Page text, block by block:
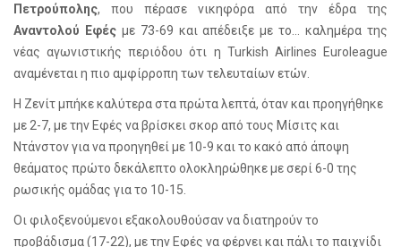
Πετρούπολης, που πέρασε νικηφόρα από την έδρα της
Αναντολού Εφέςμε 73-69 και απέδειξε με το… καλημέρα της
νέας αγωνιστικής περιόδου ότι η Turkish Airlines Euroleague
αναμένεται η πιο αμφίρροπη των τελευταίων ετών.
Η Ζενίτ μπήκε καλύτερα στα πρώτα λεπτά, όταν και προηγήθηκε
με 2-7, με την Εφές να βρίσκει σκορ από τους Μίσιτς και
Ντάνστον για να προηγηθεί με 10-9 και το κακό από άποψη
θεάματος πρώτο δεκάλεπτο ολοκληρώθηκε με σερί 6-0 της
ρωσικής ομάδας για το 10-15.
Οι φιλοξενούμενοι εξακολουθούσαν να διατηρούν το
προβάδισμα (17-22), με την Εφές να φέρνει και πάλι το παιχνίδι